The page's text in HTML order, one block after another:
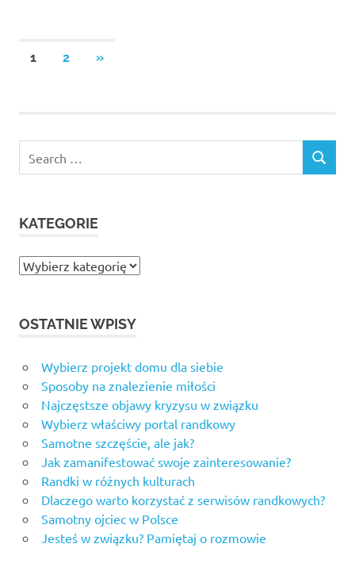
Stronicowanie
1 2
NEXT
»
for:
SEARCH
KATEGORIE
Kategorie
OSTATNIE WPISY
Wybierz projekt domu dla siebie
Sposoby na znalezienie miłości
Najczęstsze objawy kryzysu w związku
Wybierz właściwy portal randkowy
Samotne szczęście, ale jak?
Jak zamanifestować swoje zainteresowanie?
Randki w różnych kulturach
Dlaczego warto korzystać z serwisów randkowych?
Samotny ojciec w Polsce
Jesteś w związku? Pamiętaj o rozmowie